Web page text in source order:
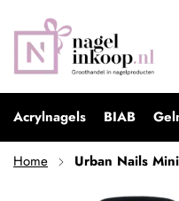
Acrylnagels BIAB
Home Urban Nails
Urban Nails
€ 9,99